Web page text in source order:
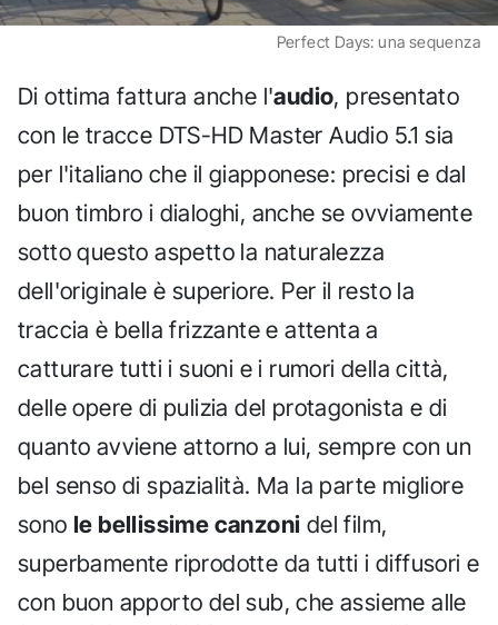
Perfect Days: una sequenza
Di ottima fattura anche l'audio, presentato
con le tracce DTS-HD Master Audio 5.1 sia
per l'italiano che il giapponese: precisi e dal
buon timbro i dialoghi, anche se ovviamente
sotto questo aspetto la naturalezza
dell'originale è superiore. Per il resto la
traccia è bella frizzante e attenta a
catturare tutti i suoni e i rumori della città,
delle opere di pulizia del protagonista e di
quanto avviene attorno a lui, sempre con un
bel senso di spazialità. Ma la parte migliore
sono le bellissime canzoni del film,
superbamente riprodotte da tutti i diffusori e
con buon apporto del sub, che assieme alle